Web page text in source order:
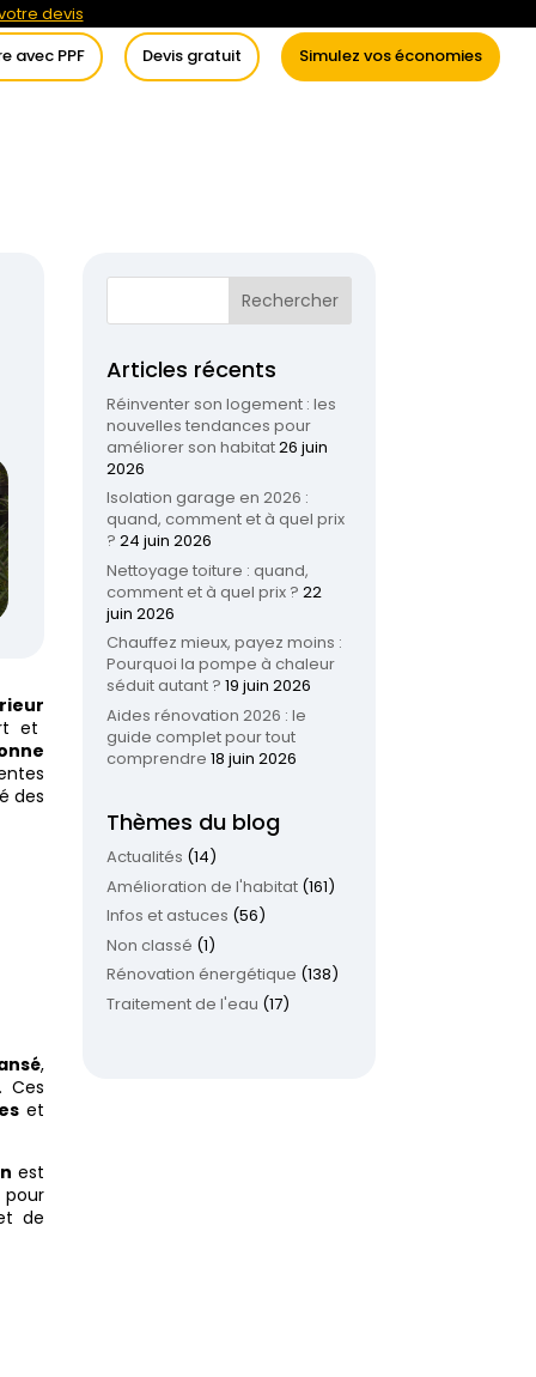
devis
avec PPF Devis gratuit Simulez vos économies
de l’eau Conseils
et
des
,
Ces
et
est
de
Articles récents
Réinventer son logement : les
nouvelles tendances pour
améliorer son habitat26 juin
2026
Isolation garage en 2026 :
quand, comment et à quel prix
? 24 juin 2026
Nettoyage toiture : quand,
comment et à quel prix ? 22
juin 2026
Chauffez mieux, payez moins :
Pourquoi la pompe à chaleur
séduit autant ? 19 juin 2026
Aides rénovation 2026 : le
guide complet pour tout
comprendre 18 juin 2026
Thèmes du blog
Actualités (14)
Amélioration de l'habitat(161)
Infos et astuces (56)
Non classé (1)
Rénovation énergétique (138)
Traitement de l'eau (17)